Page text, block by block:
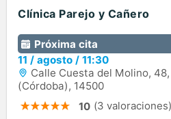
Clínica Parejo y Cañero
Próxima cita
11 / agosto / 11:30
Calle Cuesta del Molino,
(Córdoba), 14500
10 (3 valoraciones)